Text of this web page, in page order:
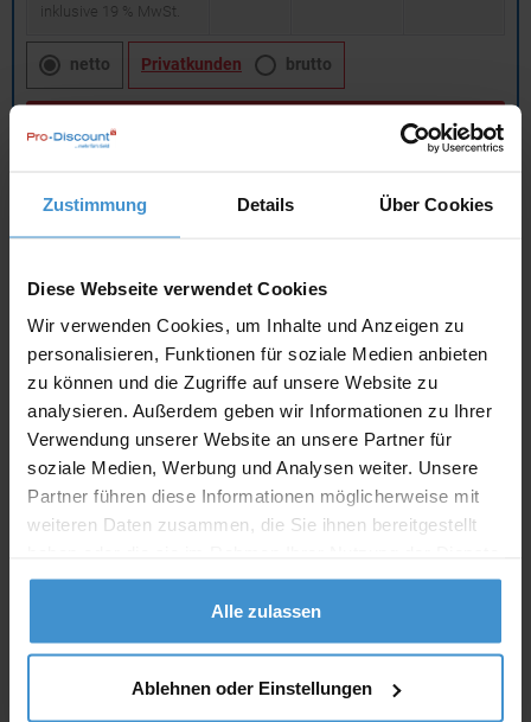
Zustimmung Details Über Cookies
Diese Webseite verwendet Cookies
Wir verwenden Cookies, um Inhalte und Anzeigen zu
personalisieren, Funktionen für soziale Medien anbieten
zu können und die Zugriffe auf unsere Website zu
analysieren. Außerdem geben wir Informationen zu Ihrer
Verwendung unserer Website an unsere Partner für
soziale Medien, Werbung und Analysen weiter. Unsere
Partner führen diese Informationen möglicherweise mit
weiteren Daten zusammen, die Sie ihnen bereitgestellt
gesammelt haben.
Alle zulassen
Ablehnen oder Einstellungen
inklusive 19 % MwSt.
netto Privatkunden brutto
Angebot drucken
Individuelle Anfrage
Lieferzeiten
Artikel mit Werbeanbringung: ca. 10 Werktage
Muster mit Ihrer
Werbeanbringung zur Freigabe
der Produktion:
ca. 10 Werktage
Artikel ohne Werbeanbringung: ca. 3 - 5 Werktage
Muster: ca. 3 - 5 Werktage
Muster bestellen